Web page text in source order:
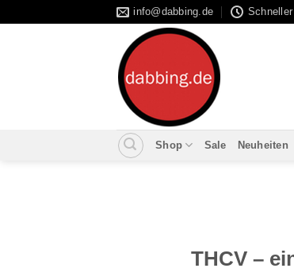
info@dabbing.de
Shop Sale Neuheiten
THCV –